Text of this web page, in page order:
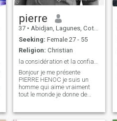
pierre
37 • Abidjan, Lagunes, Cote d'Ivoire
Seeking: Female 27 - 55
Religion: Christian
Bonjour je me présente
PIERRE HENOC je suis un
homme qui aime vraiment
tout le monde je donne de
mon point fort j'ai de la